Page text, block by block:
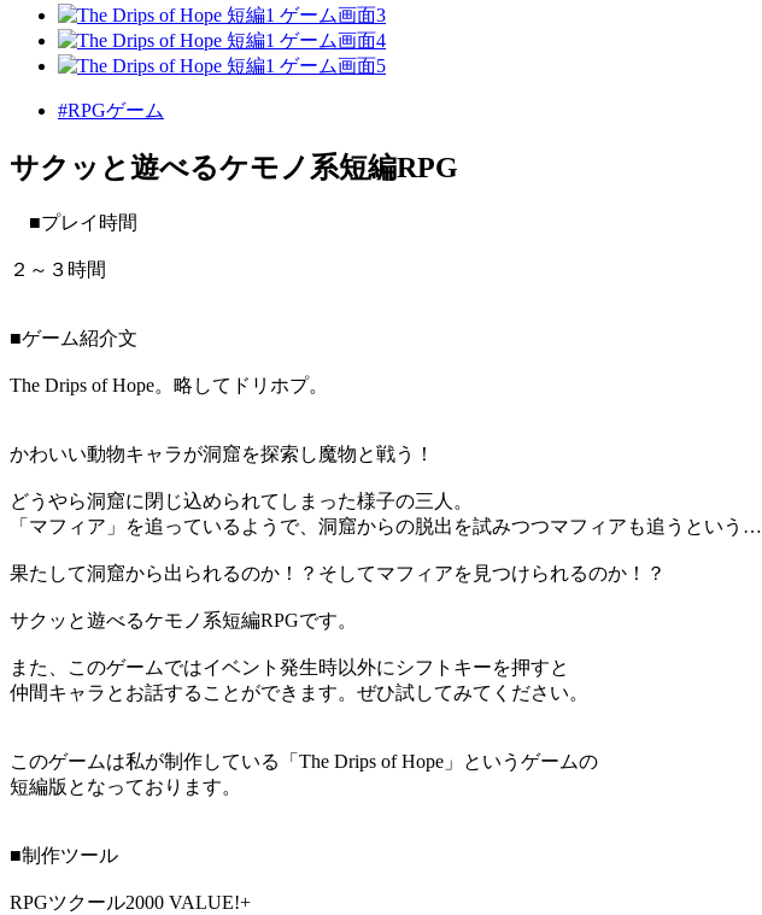
#RPGゲーム
サクッと遊べるケモノ系短編RPG
■プレイ時間
２～３時間
■ゲーム紹介文
The Drips of Hope。略してドリホプ。
かわいい動物キャラが洞窟を探索し魔物と戦う！
どうやら洞窟に閉じ込められてしまった様子の三人。
「マフィア」を追っているようで、洞窟からの脱出を試みつつマフィアも追うという…
果たして洞窟から出られるのか！？そしてマフィアを見つけられるのか！？
サクッと遊べるケモノ系短編RPGです。
また、このゲームではイベント発生時以外にシフトキーを押すと
仲間キャラとお話することができます。ぜひ試してみてください。
このゲームは私が制作している「The Drips of Hope」というゲームの
短編版となっております。
■制作ツール
RPGツクール2000 VALUE!+